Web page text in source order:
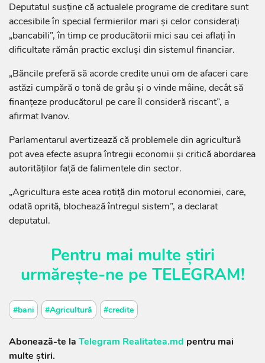
Deputatul susține că actualele programe de creditare sunt
accesibile în special fermierilor mari și celor considerați
„bancabili”, în timp ce producătorii mici sau cei aflați în
dificultate rămân practic excluși din sistemul financiar.
„Băncile preferă să acorde credite unui om de afaceri care
astăzi cumpără o tonă de grâu și o vinde mâine, decât să
finanțeze producătorul pe care îl consideră riscant”, a
afirmat Ivanov.
Parlamentarul avertizează că problemele din agricultură
pot avea efecte asupra întregii economii și critică abordarea
autorităților față de falimentele din sector.
„Agricultura este acea rotiță din motorul economiei, care,
odată oprită, blochează întregul sistem”, a declarat
deputatul.
Pentru mai multe știri
urmărește-ne pe TELEGRAM!
#bani #Agricultură #credite
Abonează-te la Telegram Realitatea.md pentru mai
multe știri.